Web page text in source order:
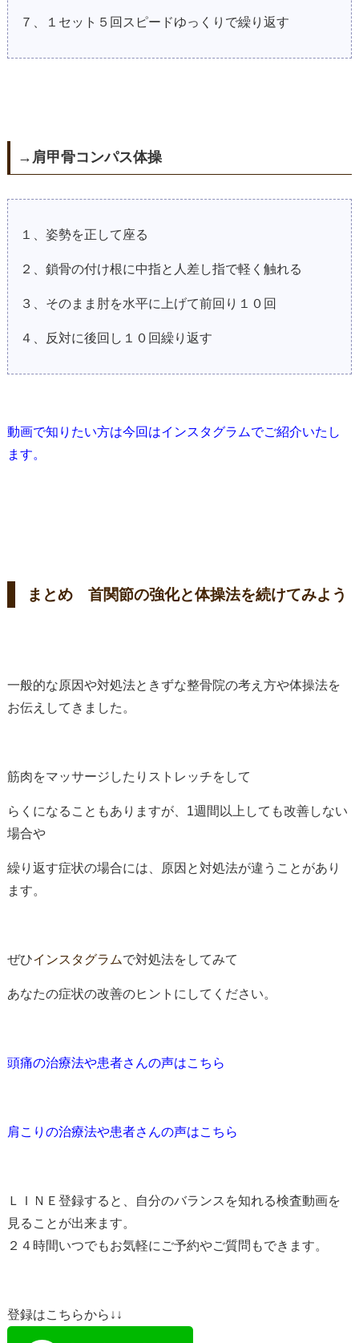
７、１セット５回スピードゆっくりで繰り返す
→肩甲骨コンパス体操
１、姿勢を正して座る
２、鎖骨の付け根に中指と人差し指で軽く触れる
３、そのまま肘を水平に上げて前回り１０回
４、反対に後回し１０回繰り返す
動画で知りたい方は今回はインスタグラムでご紹介いたし
ます。
まとめ 首関節の強化と体操法を続けてみよう
一般的な原因や対処法ときずな整骨院の考え方や体操法を
お伝えしてきました。
筋肉をマッサージしたりストレッチをして
らくになることもありますが、1週間以上しても改善しない
場合や
繰り返す症状の場合には、原因と対処法が違うことがあり
ます。
ぜひインスタグラムで対処法をしてみて
あなたの症状の改善のヒントにしてください。
頭痛の治療法や患者さんの声はこちら
肩こりの治療法や患者さんの声はこちら
ＬＩＮＥ登録すると、自分のバランスを知れる検査動画を
見ることが出来ます。
２４時間いつでもお気軽にご予約やご質問もできます。
登録はこちらから↓↓